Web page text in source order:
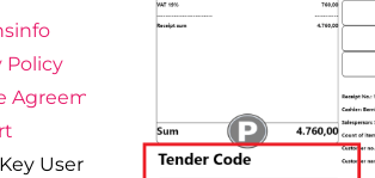
Policy
Agreement
User Scenario